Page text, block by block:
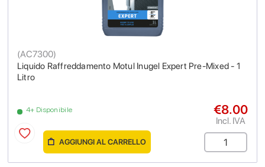
Liquido Raffreddamento Motul Inugel Expert Pre-Mixed - 1
Litro
(AC7300)
4+ Disponibile €8.00
Incl. IVA
AGGIUNGI AL CARRELLO